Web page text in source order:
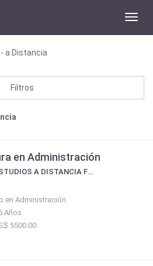
a Distancia
Filtros
en Administración
CENTRO DE ESTUDIOS A DISTANCIA FORMAR
en Administración
Años
5500.00